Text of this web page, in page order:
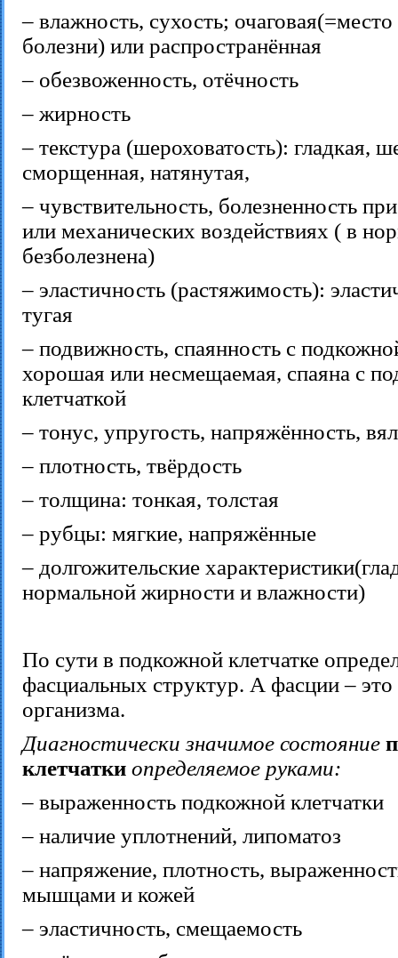
– влажность, сухость;
болезни) или распространённая
– обезвоженность, отёчность
– жирность
– текстура (шероховатость): гладкая,
сморщенная, натянутая,
– чувствительность, болезненность
или механических воздействиях ( в
безболезнена)
– эластичность (растяжимость):
тугая
– подвижность, спаянность с
хорошая или несмещаемая, спаяна с
клетчаткой
– тонус, упругость, напряжённость,
– плотность, твёрдость
– толщина: тонкая, толстая
– рубцы: мягкие, напряжённые
– долгожительские
нормальной жирности и влажности)
По сути в подкожной клетчатке
фасциальных структур. А фасции – это
организма.
Диагностически значимое состояние
клетчатки определяемое руками:
– выраженность подкожной клетчатки
– наличие уплотнений, липоматоз
– напряжение, плотность,
мышцами и кожей
– эластичность, смещаемость